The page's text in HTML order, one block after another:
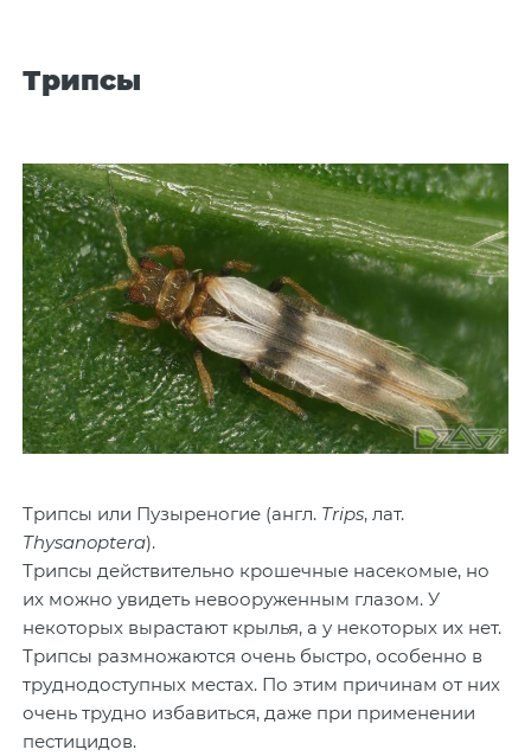
Трипсы
Трипсы или Пузыреногие (англ. Trips, лат.
Thysanoptera).
Трипсы действительно крошечные насекомые, но
их можно увидеть невооруженным глазом. У
некоторых вырастают крылья, а у некоторых их нет.
Трипсы размножаются очень быстро, особенно в
труднодоступных местах. По этим причинам от них
очень трудно избавиться, даже при применении
пестицидов.